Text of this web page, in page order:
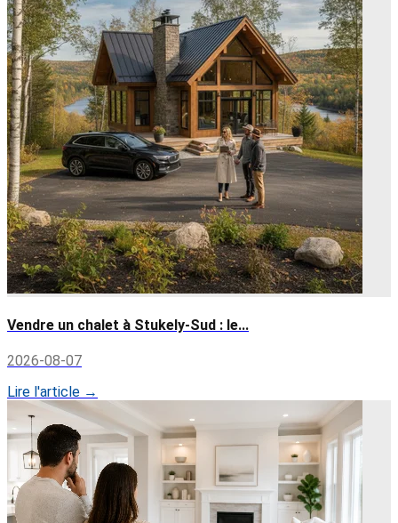
Vendre un chalet à Stukely-Sud : le...
2026-08-07
Lire l'article →